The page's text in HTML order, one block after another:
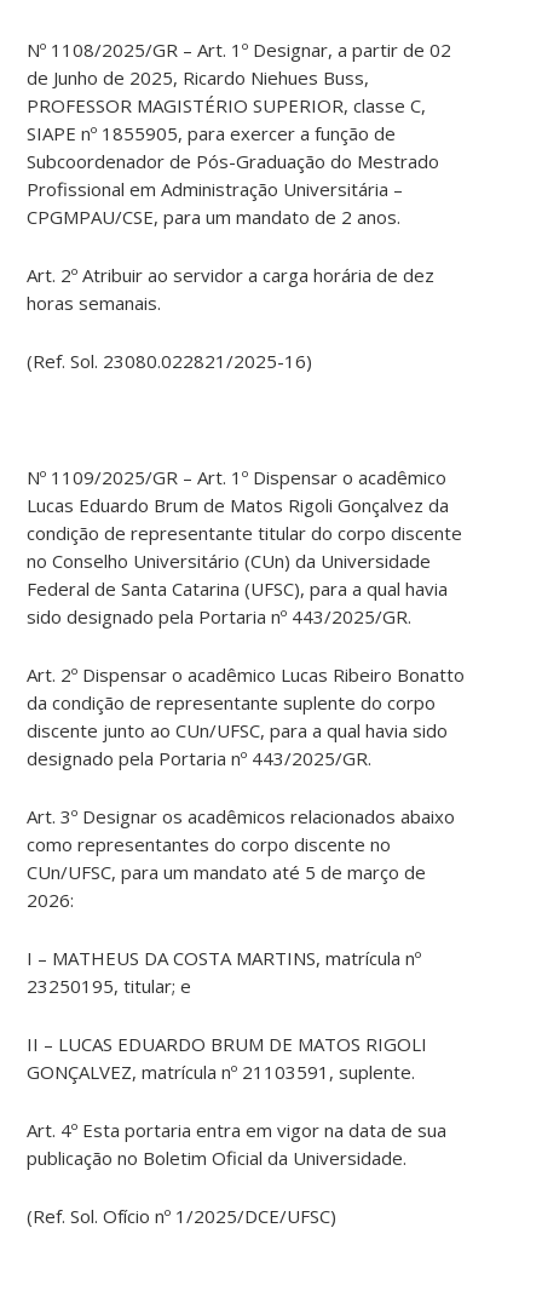
Nº 1108/2025/GR – Art. 1º Designar, a partir de 02
de Junho de 2025, Ricardo Niehues Buss,
PROFESSOR MAGISTÉRIO SUPERIOR, classe C,
SIAPE nº 1855905, para exercer a função de
Subcoordenador de Pós-Graduação do Mestrado
Profissional em Administração Universitária –
CPGMPAU/CSE, para um mandato de 2 anos.
Art. 2º Atribuir ao servidor a carga horária de dez
horas semanais.
(Ref. Sol. 23080.022821/2025-16)
Nº 1109/2025/GR – Art. 1º Dispensar o acadêmico
Lucas Eduardo Brum de Matos Rigoli Gonçalvez da
condição de representante titular do corpo discente
no Conselho Universitário (CUn) da Universidade
Federal de Santa Catarina (UFSC), para a qual havia
sido designado pela Portaria nº 443/2025/GR.
Art. 2º Dispensar o acadêmico Lucas Ribeiro Bonatto
da condição de representante suplente do corpo
discente junto ao CUn/UFSC, para a qual havia sido
designado pela Portaria nº 443/2025/GR.
Art. 3º Designar os acadêmicos relacionados abaixo
como representantes do corpo discente no
CUn/UFSC, para um mandato até 5 de março de
2026:
I – MATHEUS DA COSTA MARTINS, matrícula nº
23250195, titular; e
II – LUCAS EDUARDO BRUM DE MATOS RIGOLI
GONÇALVEZ, matrícula nº 21103591, suplente.
Art. 4º Esta portaria entra em vigor na data de sua
publicação no Boletim Oficial da Universidade.
(Ref. Sol. Ofício nº 1/2025/DCE/UFSC)